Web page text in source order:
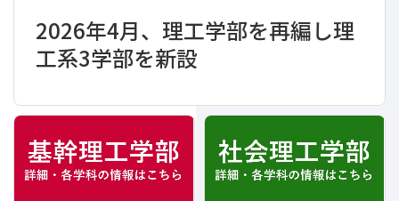
2026年4月、理工学部を再編し理
工系3学部を新設